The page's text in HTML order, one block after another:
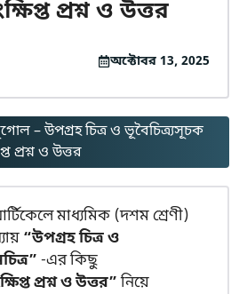
প্রশ্ন ও উত্তর
অক্টোবর 13, 2025
– উপগ্রহ চিত্র ও ভূবৈচিত্র্যসূচক
প্রশ্ন ও উত্তর
মাধ্যমিক (দশম শ্রেণী)
“উপগ্রহ চিত্র ও
-এর কিছু
প্রশ্ন ও উত্তর”নিয়ে